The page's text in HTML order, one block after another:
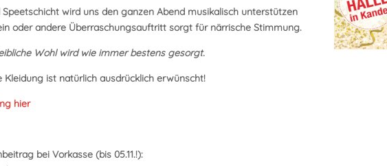
Speetschichtwird uns den ganzen Abend musikalisch unterstützen
oder andere Überraschungsauftritt sorgt für närrische Stimmung.
Wohl wird wie immer bestens gesorgt.
Kleidung ist natürlich ausdrücklich erwünscht!
hier
bei Vorkasse (bis 05.11.!):